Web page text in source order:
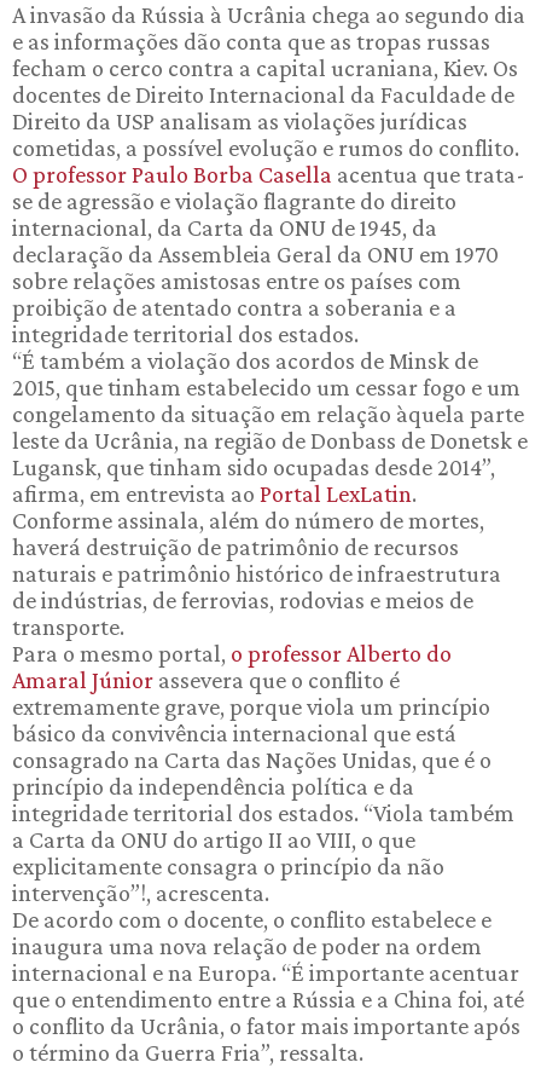
A invasão da Rússia à Ucrânia chega ao segundo dia
e as informações dão conta que as tropas russas
fecham o cerco contra a capital ucraniana, Kiev. Os
docentes de Direito Internacional da Faculdade de
Direito da USP analisam as violações jurídicas
cometidas, a possível evolução e rumos do conflito.
O professor Paulo Borba Casella acentua que trata-
se de agressão e violação flagrante do direito
internacional, da Carta da ONU de 1945, da
declaração da Assembleia Geral da ONU em 1970
sobre relações amistosas entre os países com
proibição de atentado contra a soberania e a
integridade territorial dos estados.
“É também a violação dos acordos de Minsk de
2015, que tinham estabelecido um cessar fogo e um
congelamento da situação em relação àquela parte
leste da Ucrânia, na região de Donbass de Donetsk e
Lugansk, que tinham sido ocupadas desde 2014”,
afirma, em entrevista ao Portal LexLatin.
Conforme assinala, além do número de mortes,
haverá destruição de patrimônio de recursos
naturais e patrimônio histórico de infraestrutura
de indústrias, de ferrovias, rodovias e meios de
transporte.
Para o mesmo portal, o professor Alberto do
Amaral Júnior assevera que o conflito é
extremamente grave, porque viola um princípio
básico da convivência internacional que está
consagrado na Carta das Nações Unidas, que é o
princípio da independência política e da
integridade territorial dos estados. “Viola também
a Carta da ONU do artigo II ao VIII, o que
explicitamente consagra o princípio da não
intervenção”!, acrescenta.
De acordo com o docente, o conflito estabelece e
inaugura uma nova relação de poder na ordem
internacional e na Europa. “É importante acentuar
que o entendimento entre a Rússia e a China foi, até
o conflito da Ucrânia, o fator mais importante após
o término da Guerra Fria”, ressalta.